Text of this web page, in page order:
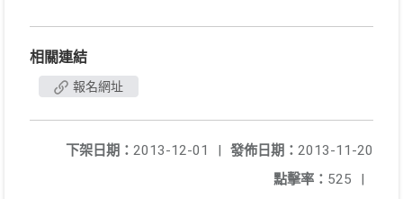
相關連結
報名網址
發佈日期： 2013-11-20
下架日期： 2013-12-01
|
點擊率： 525 |